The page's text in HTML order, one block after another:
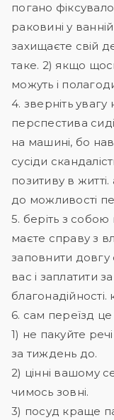
погано
раковині у
захищаєте свій
таке. 2) якщо
можуть і
4. зверніть увагу
перспестива
на машині, бо
сусіди
позитиву в
до можливості
5. беріть з
маєте справу з
заповнити
вас і заплатити
6. сам переїзд
1) не пакуйте
за тиждень до.
2) цінні вашому
чимось зовні.
3) посуд краще